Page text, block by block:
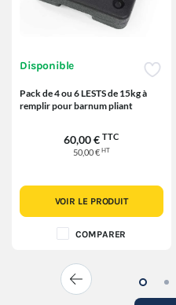
Disponible
Pack de 4 ou 6 LESTS de 15kg à
remplir pour barnum pliant
60,00 € TTC
50,00 € HT
VOIR LE PRODUIT
COMPARER